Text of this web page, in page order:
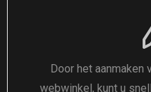
Door het aanmaken
webwinkel, kunt u